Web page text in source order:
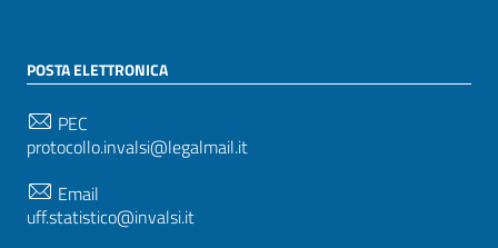
POSTA ELETTRONICA
PEC
protocollo.invalsi@legalmail.it
Email
uff.statistico@invalsi.it